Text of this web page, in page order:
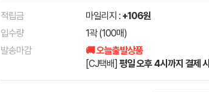
적립금 마일리지 : +106원
입수량
1곽 (100매)
발송마감
🚚 오늘출발상품
[CJ택배] 평일 오후 4시까지 결제 시